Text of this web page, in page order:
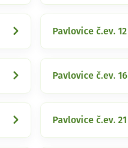
Pavlovice č.ev. 12
Pavlovice č.ev. 16
Pavlovice č.ev. 21